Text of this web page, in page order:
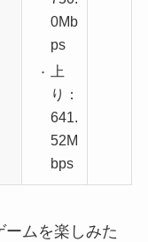
0Mb
ps
上
り：
641.
52M
bps
ムを楽しみた